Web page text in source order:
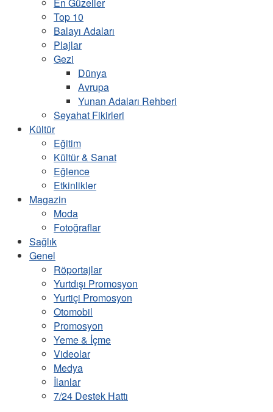
Top 10
Balayı Adaları
Plajlar
Gezi
Dünya
Avrupa
Yunan Adaları Rehberi
Seyahat Fikirleri
Kültür
Eğitim
Kültür & Sanat
Eğlence
Etkinlikler
Magazin
Moda
Fotoğraflar
Sağlık
Genel
Röportajlar
Yurtdışı Promosyon
Yurtiçi Promosyon
Otomobil
Promosyon
Yeme & İçme
Videolar
Medya
İlanlar
7/24 Destek Hattı